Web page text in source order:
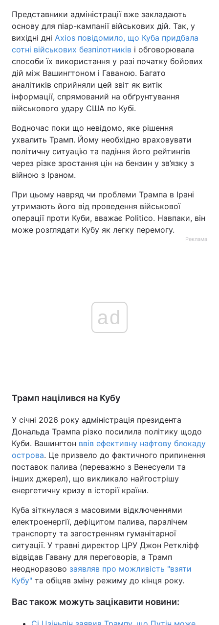
Представники адміністрації вже закладають
основу для піар-кампанії військових дій. Так, у
вихідні дні Axios повідомило, що Куба придбала
сотні військових безпілотників і обговорювала
способи їх використання у разі початку бойових
дій між Вашингтоном і Гаваною. Багато
аналітиків сприйняли цей звіт як витік
інформації, спрямований на обґрунтування
військового удару США по Кубі.
Водночас поки що невідомо, яке рішення
ухвалить Трамп. Йому необхідно враховувати
політичну ситуацію та падіння його рейтингів
через різке зростання цін на бензин у зв’язку з
війною з Іраном.
При цьому навряд чи проблеми Трампа в Ірані
утримають його від проведення військової
операції проти Куби, вважає Politico. Навпаки, він
може розглядати Кубу як легку перемогу.
Реклама
ad
Трамп націлився на Кубу
У січні 2026 року адміністрація президента
Дональда Трампа різко посилила політику щодо
Куби. Вашингтон ввів ефективну нафтову блокаду
острова. Це призвело до фактичного припинення
поставок палива (переважно з Венесуели та
інших джерел), що викликало найгострішу
енергетичну кризу в історії країни.
Куба зіткнулася з масовими відключеннями
електроенергії, дефіцитом палива, паралічем
транспорту та загостренням гуманітарної
ситуації. У травні директор ЦРУ Джон Реткліфф
відвідав Гавану для переговорів, а Трамп
неодноразово заявляв про можливість "взяти
Кубу" та обіцяв зміну режиму до кінця року.
Вас також можуть зацікавити новини: